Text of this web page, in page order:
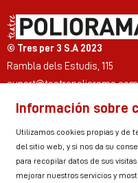
© Tres per 3 S.A 2023
Rambla dels Estudis, 115
suport@teatrepoliorama.com
Link a instagram
Link a youtube
Link a
Link a
Link
Información sobre
Utilizamos cookies propias y de
del sitio web, y si nos da su
para recopilar datos de sus
mejorar nuestros servicios y